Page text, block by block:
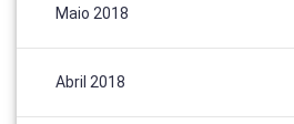
Maio 2018
Abril 2018